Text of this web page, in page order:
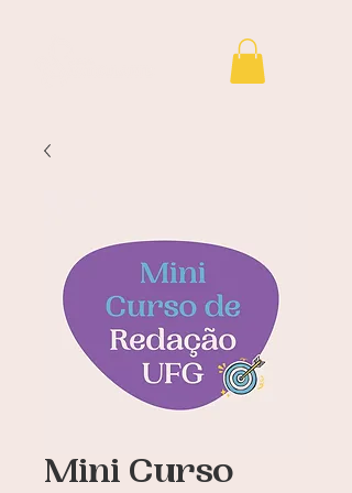
Mini Curso